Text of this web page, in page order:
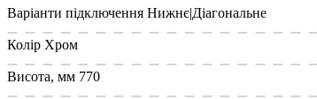
Варіанти підключення Нижнє|Діагональне
Колір Хром
Висота, мм 770